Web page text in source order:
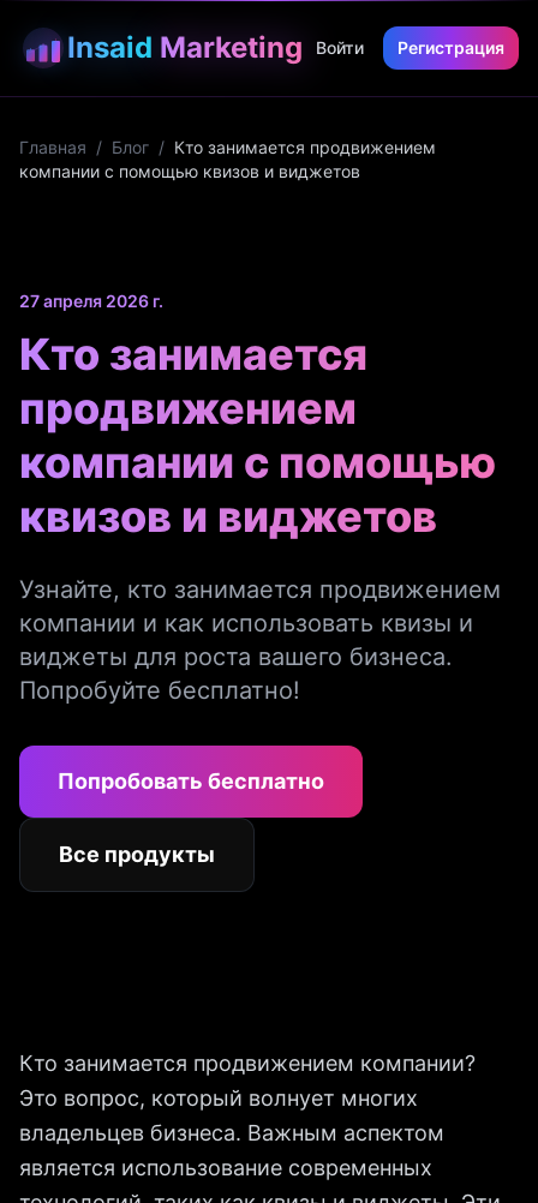
Insaid Marketing Войти Регистрация
Главная / Блог / Кто занимается продвижением
компании с помощью квизов и виджетов
27 апреля 2026 г.
Кто занимается
продвижением
компании с помощью
квизов и виджетов
Узнайте, кто занимается продвижением
компании и как использовать квизы и
виджеты для роста вашего бизнеса.
Попробуйте бесплатно!
Попробовать бесплатно
Все продукты
Кто занимается продвижением компании?
Это вопрос, который волнует многих
владельцев бизнеса. Важным аспектом
является использование современных